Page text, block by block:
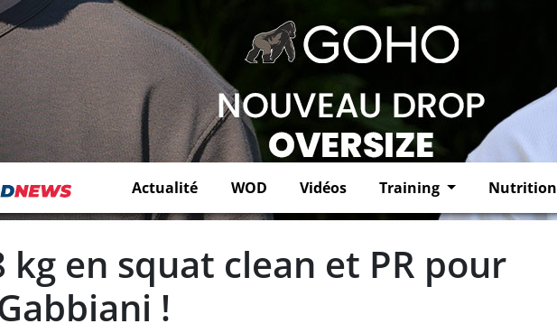
Actualité WOD Vidéos Training Nutrition
kg en squat clean et PR pour
!